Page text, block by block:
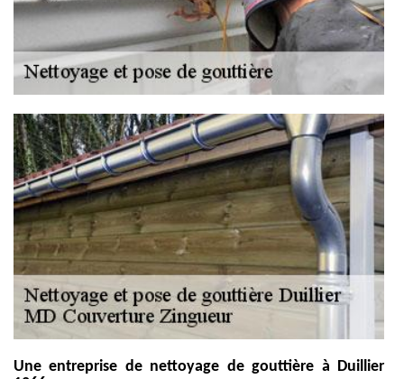
Une entreprise de nettoyage de gouttière à Duillier